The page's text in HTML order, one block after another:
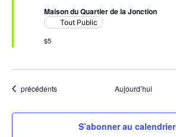
Maison du Quartier de la Jonction
Tout Public
$5
Évènements
précédents Aujourd’hui
S’abonner au calendrier